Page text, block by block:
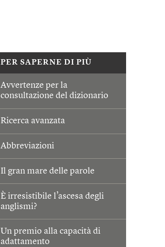
PER SAPERNE DI PIÙ
Avvertenze per la
consultazione del dizionario
Ricerca avanzata
Abbreviazioni
Il gran mare delle parole
È irresistibile l’ascesa degli
anglismi?
Un premio alla capacità di
adattamento